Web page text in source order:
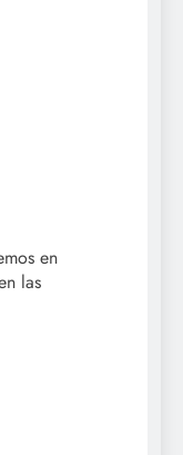
en
las